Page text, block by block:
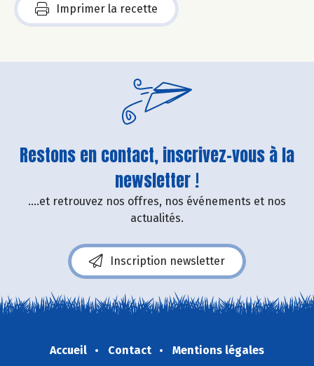
Imprimer la recette
Restons en contact, inscrivez-vous à la
newsletter !
....et retrouvez nos offres, nos événements et nos
actualités.
Inscription newsletter
Accueil Contact
Mentions légales